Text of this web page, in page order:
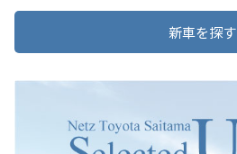
詳しくはこちら
の営業について
ンを目指し、店舗の改築を行うこととなりまし
新車を探す